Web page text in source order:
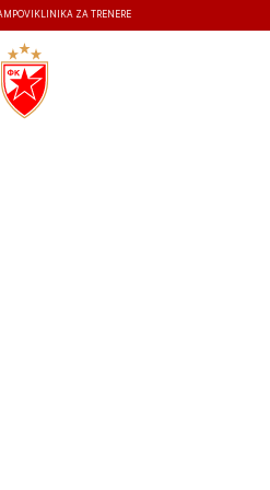
KLINIKA ZA TRENERE